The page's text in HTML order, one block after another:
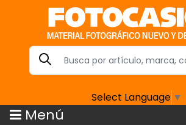
Select Language ▼
Menú